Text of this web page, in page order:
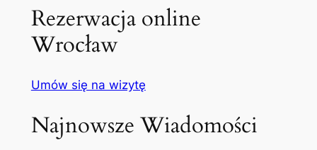
Rezerwacja online
Wrocław
Umów się na wizytę
Najnowsze Wiadomości